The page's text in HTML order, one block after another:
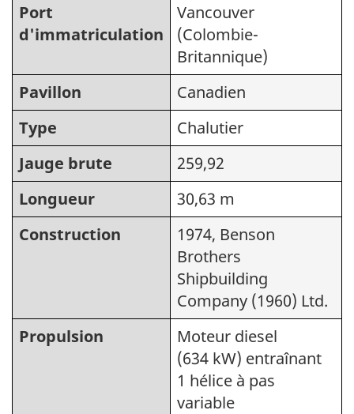
Port
d'immatriculation
Vancouver
(Colombie-
Britannique)
Pavillon
Canadien
Type
Chalutier
Jauge brute
259,92
Longueur
30,63 m
Construction
1974, Benson
Brothers
Shipbuilding
Company (1960) Ltd.
Propulsion
Moteur diesel
(634 kW) entraînant
1 hélice à pas
variable